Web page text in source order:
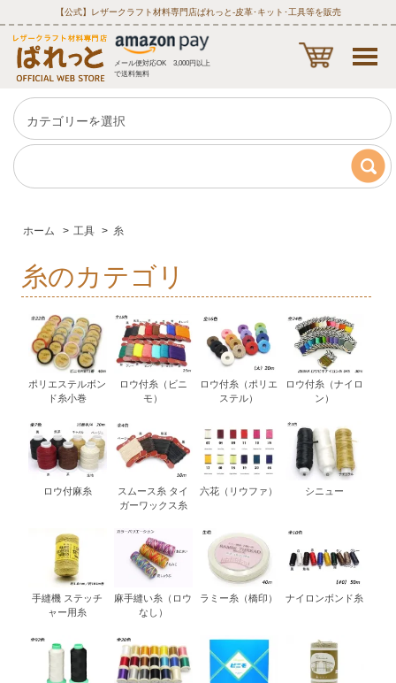
【公式】レザークラフト材料専門店ぱれっと‐皮革･キット･工具等を販売
メール便対応OK 3,000円以上
で送料無料
ホーム > 工具 > 糸
糸のカテゴリ
ポリエステルボン
ド糸小巻
ロウ付糸（ビニ
モ）
ロウ付糸（ポリエ
ステル）
ロウ付糸（ナイロ
ン）
ロウ付麻糸
スムース糸 タイ
ガーワックス糸
六花（リウファ） シニュー
手縫機 ステッチ
ャー用糸
麻手縫い糸（ロウ
なし）
ラミー糸（橋印） ナイロンボンド糸